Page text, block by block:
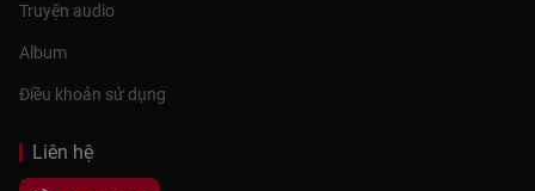
Truyện audio
Album
Điều khoản sử dụng
Liên hệ